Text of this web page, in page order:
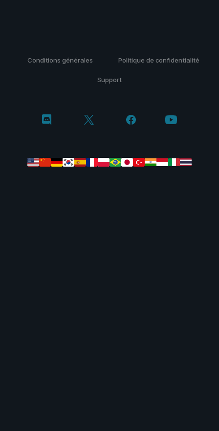
Conditions générales Politique de confidentialité
Support